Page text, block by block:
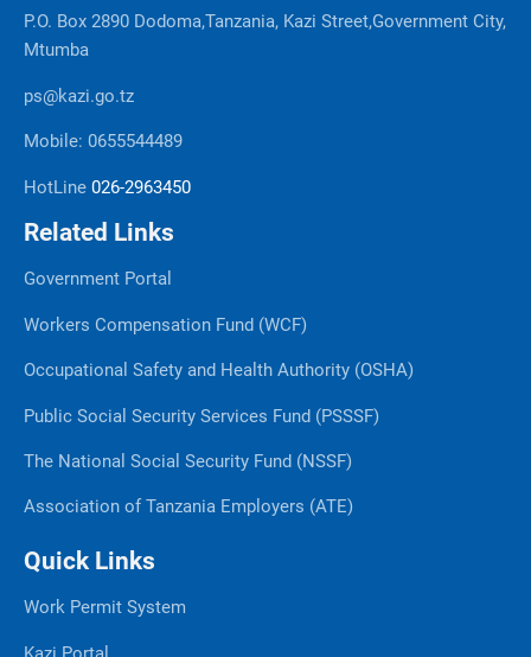
P.O. Box 2890 Dodoma,Tanzania, Kazi Street,Government City,
Mtumba
ps@kazi.go.tz
Mobile: 0655544489
HotLine 026-2963450
Related Links
Government Portal
Workers Compensation Fund (WCF)
Occupational Safety and Health Authority (OSHA)
Public Social Security Services Fund (PSSSF)
The National Social Security Fund (NSSF)
Association of Tanzania Employers (ATE)
Quick Links
Work Permit System